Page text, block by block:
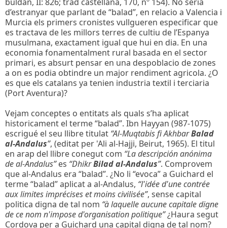
buldan, II: 826; trad castellana, 170, nº 154). No seria
d’estranyar que parlant de “balad”, en relacio a Valencia i
Murcia els primers cronistes vullgueren especificar que
es tractava de les millors terres de cultiu de l’Espanya
musulmana, exactament igual que hui en dia. En una
economia fonamentalment rural basada en el sector
primari, es absurt pensar en una despoblacio de zones
a on es podia obtindre un major rendiment agricola. ¿O
es que els catalans ya tenien industria textil i terciaria
(Port Aventura)?
Vejam conceptes o entitats als quals s’ha aplicat
historicament el terme “balad”. Ibn Hayyan (987-1075)
escrigué el seu llibre titulat “Al-Muqtabis fi AkhbarBalad
al-Andalus”, (editat per 'Ali al-Hajji, Beirut, 1965). El titul
en arap del llibre conegut com “La descripción anónima
de al-Andalus”es “DhikrBilad al-Andalus”. Comprovem
que al-Andalus era “balad”. ¿No li “evoca” a Guichard el
terme “balad” aplicat a al-Andalus, “l'idée d'une contrée
aux limites imprécises et moins civilisée”, sense capital
politica digna de tal nom “à laquelle aucune capitale digne
de ce nom n'impose d'organisation politique”¿Haura segut
Cordova per a Guichard una capital digna de tal nom?